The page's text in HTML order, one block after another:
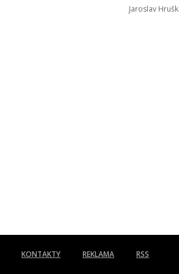
Jaroslav
KONTAKTY REKLAMA RSS